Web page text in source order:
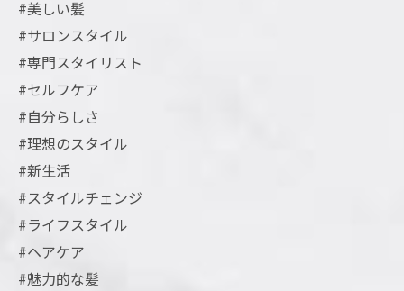
#美しい髪
#サロンスタイル
#専門スタイリスト
#セルフケア
#自分らしさ
#理想のスタイル
#新生活
#スタイルチェンジ
#ライフスタイル
#ヘアケア
#魅力的な髪